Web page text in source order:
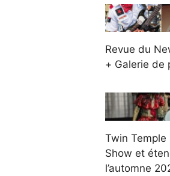
Revue du
+ Galerie de
Twin
Show et
l’automne